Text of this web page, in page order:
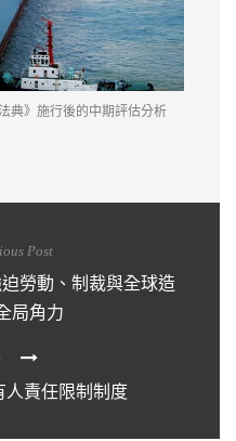
Post
勞動、制裁與全球造
局角力
人責任限制制度
典》施行後的中期評估分析